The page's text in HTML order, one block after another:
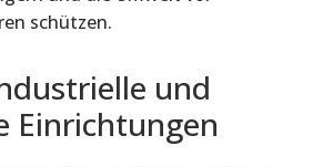
schützen.
und
Einrichtungen